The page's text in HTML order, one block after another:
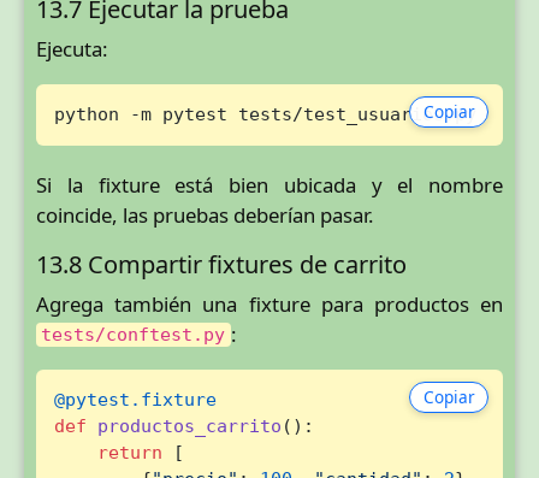
13.7 Ejecutar la prueba
Ejecuta:
Copiar
python -m pytest tests/test_usuarios.py
Si la fixture está bien ubicada y el nombre
coincide, las pruebas deberían pasar.
13.8 Compartir fixtures de carrito
Agrega también una fixture para productos en
tests/conftest.py :
Copiar
@pytest.fixture
def
productos_carrito ():
return [